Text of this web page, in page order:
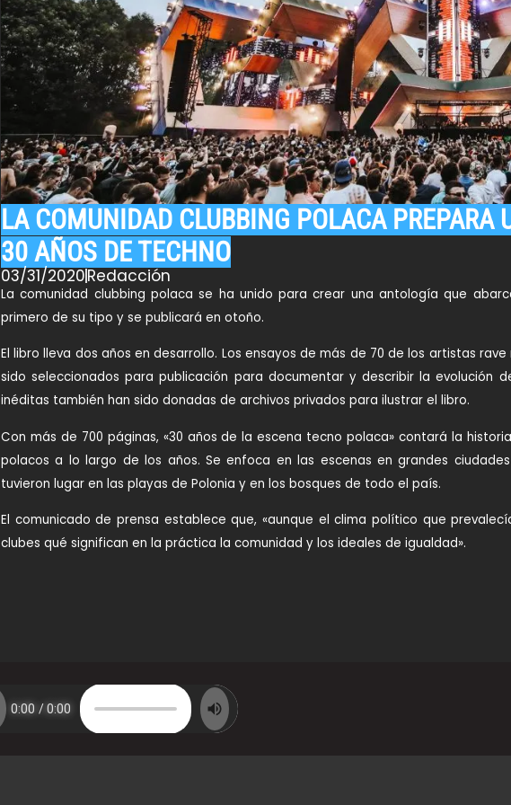
LA COMUNIDAD CLUBBING POLACA
30 AÑOS DE TECHNO
03/31/2020Redacción
La comunidad clubbing polaca se ha unido para crear una antología que
primero de su tipo y se publicará en otoño.
El libro lleva dos años en desarrollo. Los ensayos de más de 70 de los artistas
sido seleccionados para publicación para documentar y describir la evolución
inéditas también han sido donadas de archivos privados para ilustrar el libro.
Con más de 700 páginas, «30 años de la escena tecno polaca» contará la
polacos a lo largo de los años. Se enfoca en las escenas en grandes
tuvieron lugar en las playas de Polonia y en los bosques de todo el país.
El comunicado de prensa establece que, «aunque el clima político que
clubes qué significan en la práctica la comunidad y los ideales de igualdad».